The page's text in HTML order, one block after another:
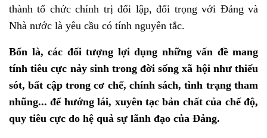
thành tổ chức chính trị đối lập, đối trọng với Đảng và
Nhà nước là yêu cầu có tính nguyên tắc.
Bốn là, các đối tượng lợi dụng những vấn đề mang
tính tiêu cực nảy sinh trong đời sống xã hội như thiếu
sót, bất cập trong cơ chế, chính sách, tình trạng tham
nhũng... để hướng lái, xuyên tạc bản chất của chế độ,
quy tiêu cực do hệ quả sự lãnh đạo của Đảng.